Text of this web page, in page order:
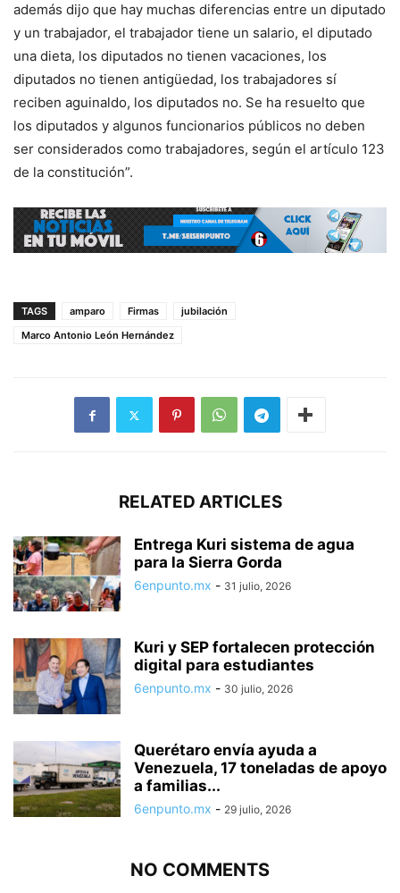
además dijo que hay muchas diferencias entre un diputado
y un trabajador, el trabajador tiene un salario, el diputado
una dieta, los diputados no tienen vacaciones, los
diputados no tienen antigüedad, los trabajadores sí
reciben aguinaldo, los diputados no. Se ha resuelto que
los diputados y algunos funcionarios públicos no deben
ser considerados como trabajadores, según el artículo 123
de la constitución”.
TAGS amparo Firmas
jubilación
Marco Antonio León Hernández
RELATED ARTICLES
Entrega Kuri sistema de agua
para la Sierra Gorda
6enpunto.mx - 31 julio, 2026
Kuri y SEP fortalecen protección
digital para estudiantes
6enpunto.mx - 30 julio, 2026
Querétaro envía ayuda a
Venezuela, 17 toneladas de apoyo
a familias...
6enpunto.mx - 29 julio, 2026
NO COMMENTS